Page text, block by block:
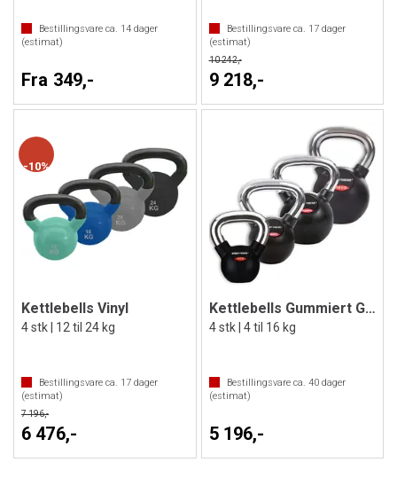
Bestillingsvare ca. 14 dager
(estimat)
Fra 349,-
Bestillingsvare ca. 17dager
(estimat)
10 242,-
9 218,-
10%
Kettlebells Vinyl
4 stk | 12 til 24 kg
Bestillingsvare ca. 17 dager
(estimat)
7 196,-
6 476,-
Kettlebells Gummiert Glatt kromhåndtak
4 stk | 4 til 16 kg
Bestillingsvare ca. 40dager
(estimat)
5 196,-